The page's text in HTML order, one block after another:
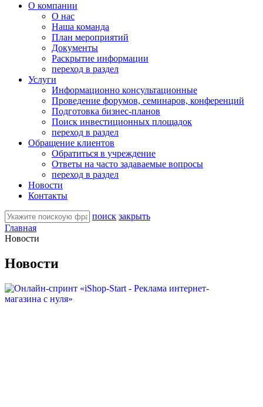
О компании
О нас
Наша команда
План мероприятий
Документы
Раскрытие информации
переход в раздел
Услуги
Информационно консультационные
Проведение форумов, семинаров, конференций
Подготовка бизнес-планов
Поиск инвестиционных площадок
переход в раздел
Обращение клиентов
Обратиться в учреждение
Ответы на часто задаваемые вопросы
переход в раздел
Новости
Контакты
поиск закрыть
Главная
Новости
Новости